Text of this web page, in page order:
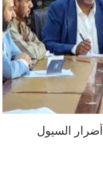
السيول